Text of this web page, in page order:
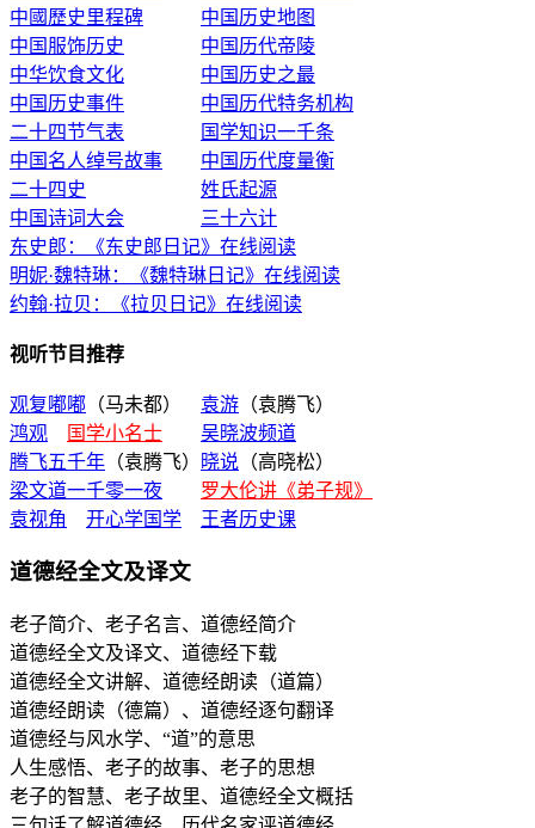
中國歷史里程碑
中国历史地图
中国服饰历史
中国历代帝陵
中华饮食文化
中国历史之最
中国历史事件
中国历代特务机构
二十四节气表
国学知识一千条
中国名人绰号故事
中国历代度量衡
二十四史
姓氏起源
中国诗词大会
三十六计
东史郎：《东史郎日记》在线阅读
明妮·魏特琳：《魏特琳日记》在线阅读
约翰·拉贝：《拉贝日记》在线阅读
视听节目推荐
观复嘟嘟 （马未都） 袁游 （袁腾飞）
鸿观
国学小名士
吴晓波频道
腾飞五千年 （袁腾飞） 晓说 （高晓松）
梁文道一千零一夜
罗大伦讲《弟子规》
袁视角
开心学国学 王者历史课
道德经全文及译文
老子简介、老子名言、道德经简介
道德经全文及译文、道德经下载
道德经全文讲解、道德经朗读（道篇）
道德经朗读（德篇）、道德经逐句翻译
道德经与风水学、“道”的意思
人生感悟、老子的故事、老子的思想
老子的智慧、老子故里、道德经全文概括